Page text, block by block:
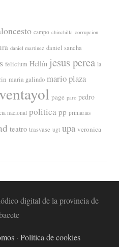
campo chinchilla corrupcion
daniel martinez daniel sancha
felicium Hellín jesus perea la
maria galindo mario plaza
page paro pedro
nacional politica pp primarias
teatro trasvase ugt upa veronica
digital de la provincia de
· Política de cookies